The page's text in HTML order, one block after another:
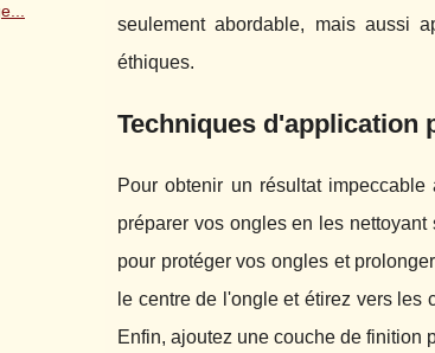
seulement abordable, mais aussi
éthiques.
Techniques d'application
Pour obtenir un résultat
préparer vos ongles en les
pour protéger vos ongles et
le centre de l'ongle et étirez vers
Enfin, ajoutez une couche de finition